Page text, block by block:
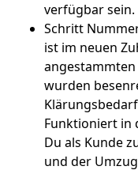
verfügbar sein.
Schritt
ist im neuen
angestammten
wurden
Funktioniert in
Du als Kunde
und der